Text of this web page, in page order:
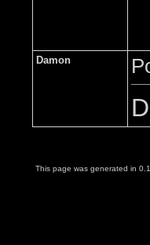
Damon
This page was generated in